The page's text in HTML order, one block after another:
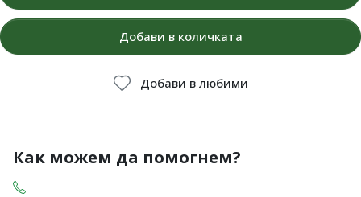
Добави в количката
Добави в любими
Как можем да помогнем?